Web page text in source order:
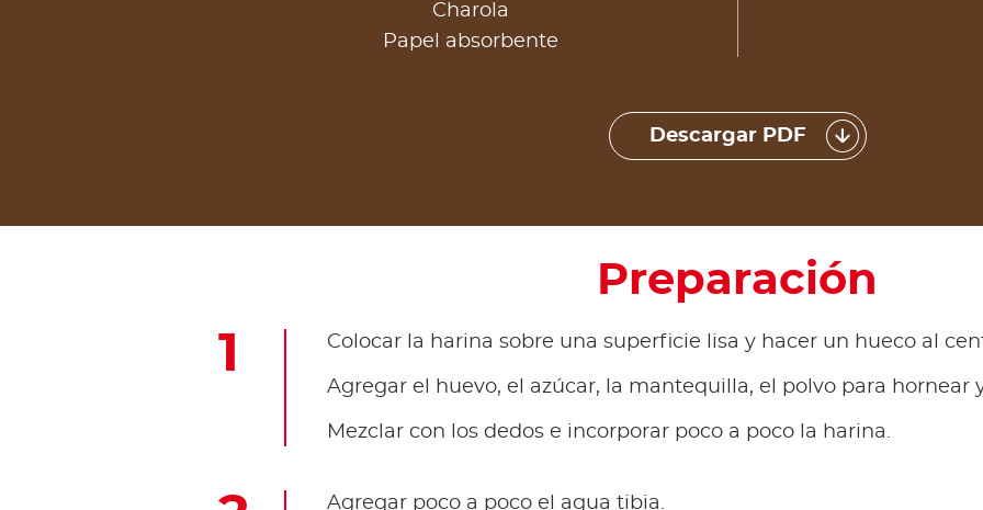
Charola
Papel absorbente
Descargar PDF
Preparación
Colocar la harina sobre una superficie lisa y hacer un hueco al
Agregar el huevo, el azúcar, la mantequilla, el polvo para hornear
Mezclar con los dedos e incorporar poco a poco la harina.
Agregar poco a poco el agua tibia.